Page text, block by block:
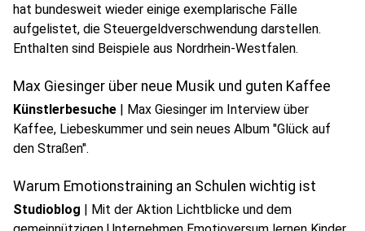
hat bundesweit wieder einige exemplarische Fälle
aufgelistet, die Steuergeldverschwendung darstellen.
Enthalten sind Beispiele aus Nordrhein-Westfalen.
play_circleAudio anhören
Max Giesinger über neue Musik und guten Kaffee
Künstlerbesuche | Max Giesinger im Interview über
Kaffee, Liebeskummer und sein neues Album "Glück auf
den Straßen".
Warum Emotionstraining an Schulen wichtig ist
Studioblog | Mit der Aktion Lichtblicke und dem